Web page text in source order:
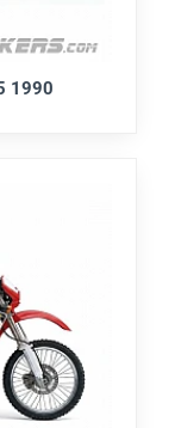
1990